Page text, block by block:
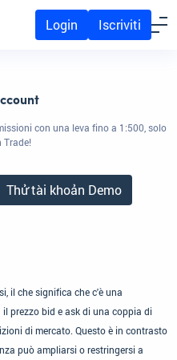
Login Iscriviti
con una leva fino a 1:500, solo
Trade!
Thử tài khoản Demo
il che significa che c'è una
prezzo bid e ask di una coppia di
di mercato. Questo è in contrasto
può ampliarsi o restringersi a